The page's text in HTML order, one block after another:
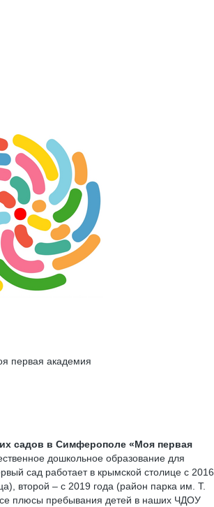
первая академия
садов в Симферополе «Моя первая
дошкольное образование для
сад работает в крымской столице с 2016
второй – с 2019 года (район парка им. Т.
плюсы пребывания детей в наших ЧДОУ